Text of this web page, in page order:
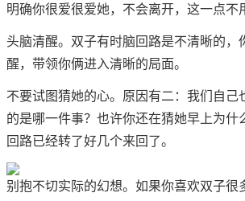
明确你很爱很爱她，不会离开，这一点不
头脑清醒。双子有时脑回路是不清晰的，
醒，带领你俩进入清晰的局面。
不要试图猜她的心。原因有二：我们自己
的是哪一件事？也许你还在猜她早上为什
回路已经转了好几个来回了。
别抱不切实际的幻想。如果你喜欢双子很